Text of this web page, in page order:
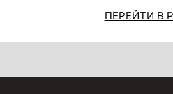
ПЕРЕЙТИ В